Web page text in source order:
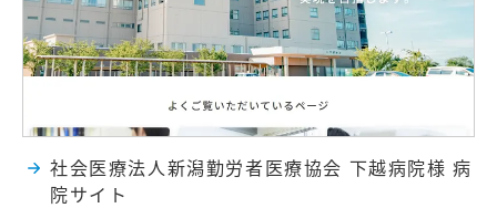
社会医療法人新潟勤労者医療協会 下越病院様 病
院サイト